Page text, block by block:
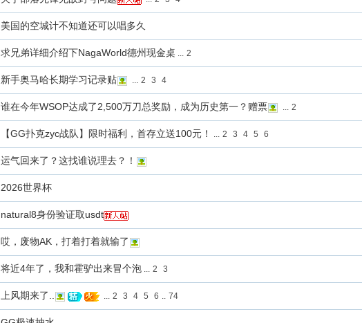
美国的空城计不知道还可以唱多久
求兄弟详细介绍下NagaWorld德州现金桌 ... 2
新手奥马哈长期学习记录贴 ... 2 3 4
谁在今年WSOP达成了2,500万刀总奖励，成为历史第一？赠票 ... 2
【GG扑克zyc战队】限时福利，首存立送100元！ ... 2 3 4 5 6
运气回来了？这找谁说理去？！
2026世界杯
natural8身份验证取usdt
哎，废物AK，打着打着就输了
将近4年了，我和霍驴出来冒个泡 ... 2 3
上风期来了.. ... 2 3 4 5 6 .. 74